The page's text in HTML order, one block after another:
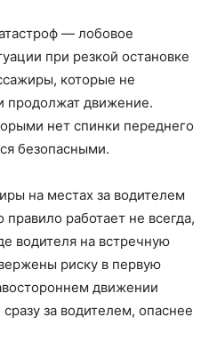
— лобовое
при резкой остановке
которые не
продолжат движение.
нет спинки переднего
безопасными.
на местах за водителем
работает не всегда,
водителя на встречную
риску в первую
движении
за водителем, опаснее